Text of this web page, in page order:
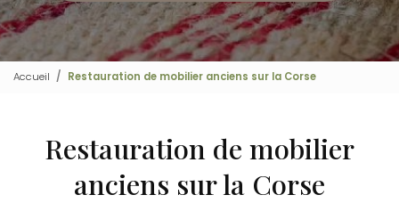
Accueil Restauration de mobilier anciens sur la Corse
Restauration de mobilier
anciens sur la Corse